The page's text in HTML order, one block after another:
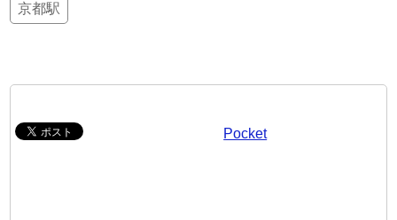
京都駅
Pocket